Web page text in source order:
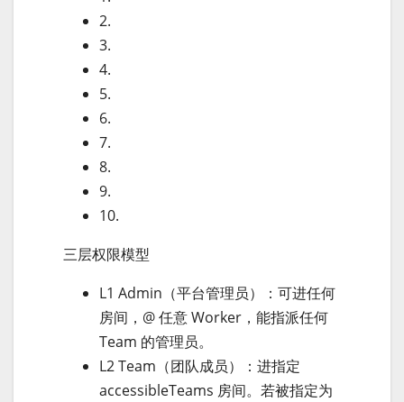
2.
3.
4.
5.
6.
7.
8.
9.
10.
三层权限模型
L1 Admin（平台管理员）：可进任何
房间，@ 任意 Worker，能指派任何
Team 的管理员。
L2 Team（团队成员）：进指定
accessibleTeams 房间。若被指定为